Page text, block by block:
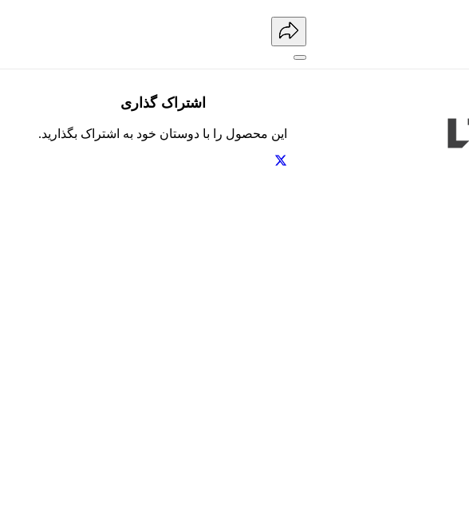
اشتراک گذاری
این محصول را با دوستان خود به اشتراک بگذارید.